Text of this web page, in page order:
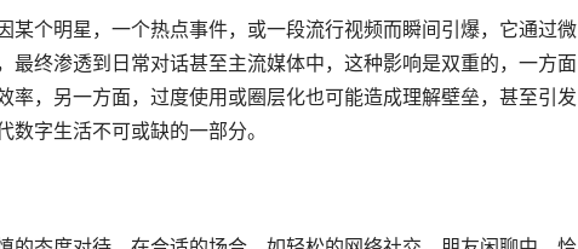
某个明星，一个热点事件，或一段流行视频而瞬间引爆，它通过微
最终渗透到日常对话甚至主流媒体中，这种影响是双重的，一方面
率，另一方面，过度使用或圈层化也可能造成理解壁垒，甚至引发
字生活不可或缺的一部分。